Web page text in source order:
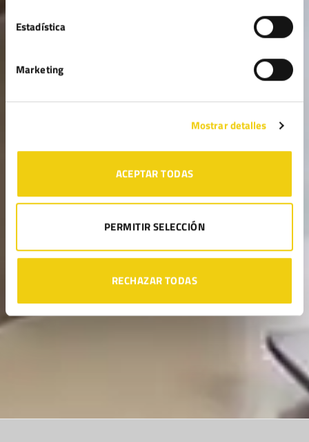
Estadística
Marketing
Mostrar detalles
ACEPTAR TODAS
PERMITIR SELECCIÓN
RECHAZAR TODAS